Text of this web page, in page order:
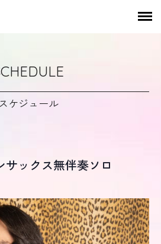
スケジュール
ックス無伴奏ソロ